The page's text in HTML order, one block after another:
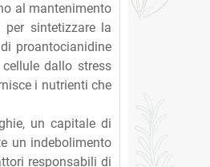
al mantenimento
sintetizzare la
proantocianidine
dallo stress
i nutrienti che
un capitale di
un indebolimento
responsabili di